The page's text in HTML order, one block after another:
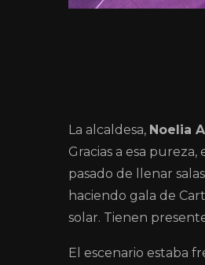
La alcaldesa, Noelia
Gracias a esa
pasado de llenar
haciendo gala de
solar. Tienen
El escenario estaba